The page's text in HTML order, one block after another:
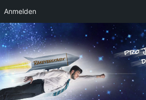
Anmelden
Pro Jahr 77 kreative Ideen, die
können ...